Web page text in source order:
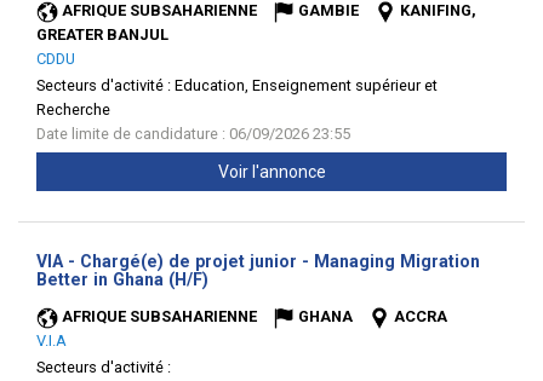
AFRIQUE SUBSAHARIENNE GAMBIE
KANIFING,
GREATER BANJUL
CDDU
Secteurs d'activité : Education, Enseignement supérieur et
Recherche
Date limite de candidature : 06/09/2026 23:55
Voir l'annonce
VIA - Chargé(e) de projet junior - Managing Migration
Better in Ghana (H/F)
AFRIQUE SUBSAHARIENNE GHANA
ACCRA
V.I.A
Secteurs d'activité :